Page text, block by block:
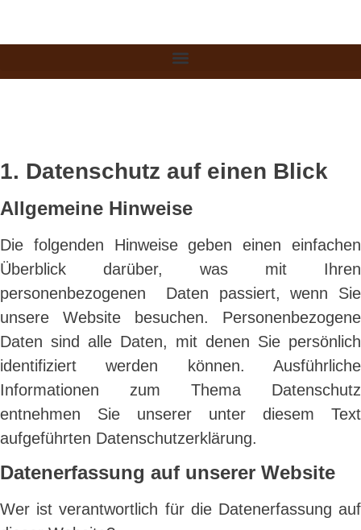
1. Datenschutz auf einen Blick
Allgemeine Hinweise
Die folgenden Hinweise geben einen einfachen
Überblick darüber, was mit Ihren
personenbezogenen Daten passiert, wenn Sie
unsere Website besuchen. Personenbezogene
Daten sind alle Daten, mit denen Sie persönlich
identifiziert werden können. Ausführliche
Informationen zum Thema Datenschutz
entnehmen Sie unserer unter diesem Text
aufgeführten Datenschutzerklärung.
Datenerfassung auf unserer Website
Wer ist verantwortlich für die Datenerfassung auf